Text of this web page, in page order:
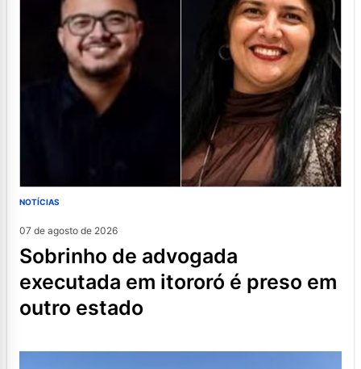
NOTÍCIAS
07 de agosto de 2026
sobrinho de advogada
executada em itororó é preso em
outro estado